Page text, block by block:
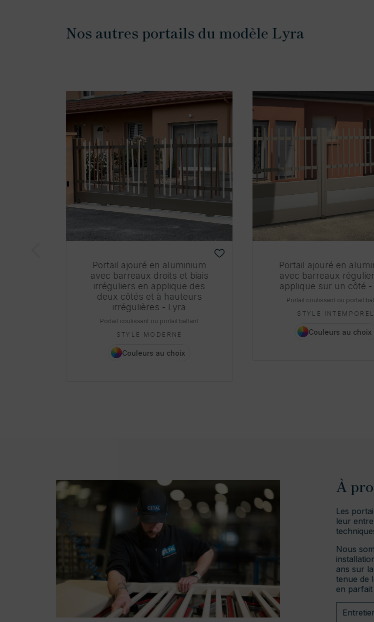
Nos autres portails du modèle Lyra
Portail ajouré en aluminium
avec barreaux droits et biais
irréguliers en applique des
deux côtés et à hauteurs
irrégulières - Lyra
Portail coulissant ou portail battant
STYLE MODERNE
Couleurs au choix
Portail ajouré en
avec barreaux
applique sur un côté -
Portail coulissant ou portail
STYLE INTEMPOREL
Couleurs au choix
À
Les
leur
Nous
ans sur
tenue de
en